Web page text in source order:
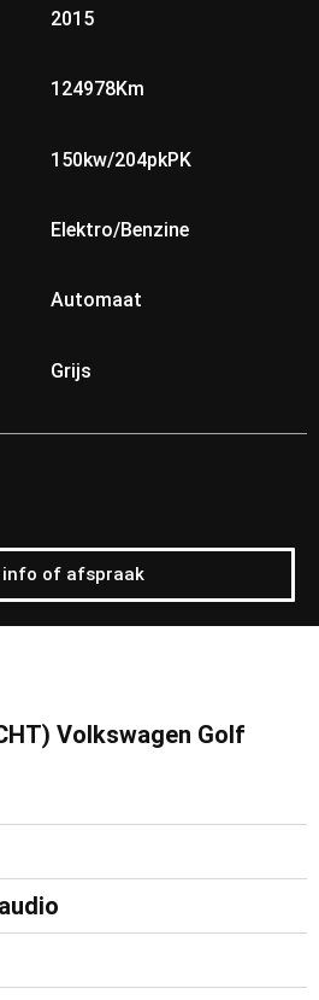
2015
124978Km
150kw/204pkPK
Elektro/Benzine
Automaat
Grijs
info of afspraak
Volkswagen Golf